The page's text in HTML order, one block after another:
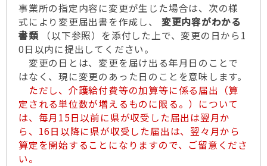
事業所の指定内容に変更が生じた場合は、次の様
式により変更届出書を作成し、 変更内容がわかる
書類 （以下参照）を添付した上で、変更の日から1
0日以内に提出してください。
変更の日とは、変更を届け出る年月日のことで
はなく、現に変更のあった日のことを意味します。
ただし、介護給付費等の加算等に係る届出（算
定される単位数が増えるものに限る。）について
は、毎月15日以前に県が収受した届出は翌月か
ら、16日以降に県が収受した届出は、翌々月から
算定を開始することになりますので、ご留意くださ
い。